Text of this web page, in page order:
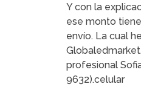
Y con la
ese monto
envío. La cual
profesional
9632).celular